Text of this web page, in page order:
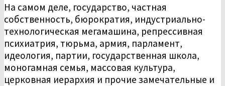
На самом деле, государство, частная
собственность, бюрократия, индустриально-
технологическая мегамашина, репрессивная
психиатрия, тюрьма, армия, парламент,
идеология, партии, государственная школа,
моногамная семья, массовая культура,
церковная иерархия и прочие замечательные и